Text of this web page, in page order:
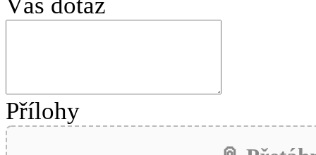
Přílohy